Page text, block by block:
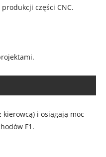
części CNC.
kierowcą) i osiągają moc
F1.